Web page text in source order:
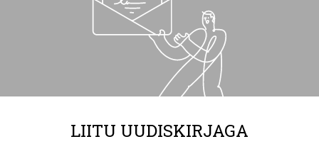
LIITU UUDISKIRJAGA